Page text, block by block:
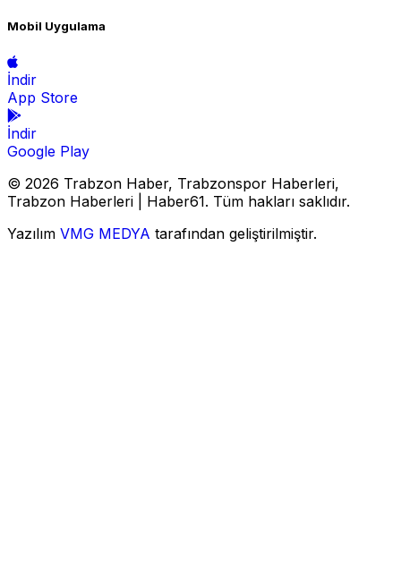
Mobil Uygulama
İndir
App Store
İndir
Google Play
© 2026 Trabzon Haber, Trabzonspor Haberleri,
Trabzon Haberleri | Haber61. Tüm hakları saklıdır.
Yazılım VMG MEDYA tarafından geliştirilmiştir.